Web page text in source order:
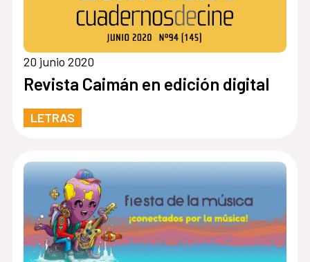
20 junio 2020
Revista Caimán en edición digital
LETRAS